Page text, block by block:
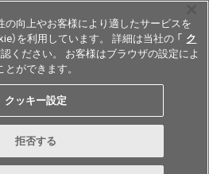
お問い合わせ
の向上やお客様により適したサービスを
）を利用しています。 詳細は当社の 「 ク
認ください。 お客様はブラウザの設定によ
ができます。
クッキー設定
拒否する